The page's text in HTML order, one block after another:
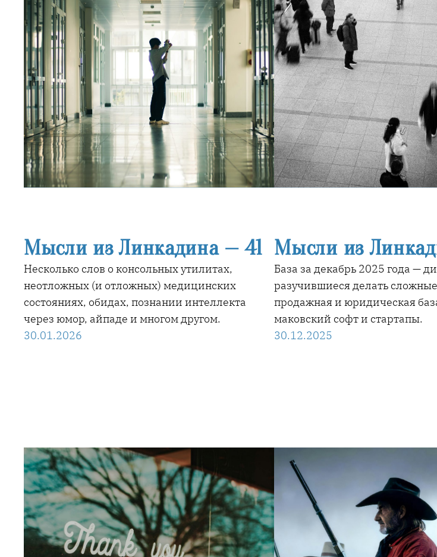
Мысли из Линкадина — 41
Несколько слов о консольных утилитах,
неотложных (и отложных) медицинских
состояниях, обидах, познании интеллекта
через юмор, айпаде и многом другом.
30.01.2026
Мысли из
База за декабрь 2025 года —
разучившиеся делать
продажная и юридическая
маковский софт и стартапы.
30.12.2025